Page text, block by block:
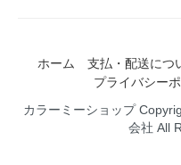
ホーム 支払・配送につ
プライバシー
カラーミーショップ
会社 All